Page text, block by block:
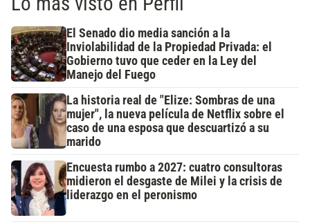
El Senado dio media sanción a la
Inviolabilidad de la Propiedad Privada: el
Gobierno tuvo que ceder en la Ley del
Manejo del Fuego
La historia real de "Elize: Sombras de una
mujer", la nueva película de Netflix sobre el
caso de una esposa que descuartizó a su
marido
Encuesta rumbo a 2027: cuatro consultoras
midieron el desgaste de Milei y la crisis de
liderazgo en el peronismo